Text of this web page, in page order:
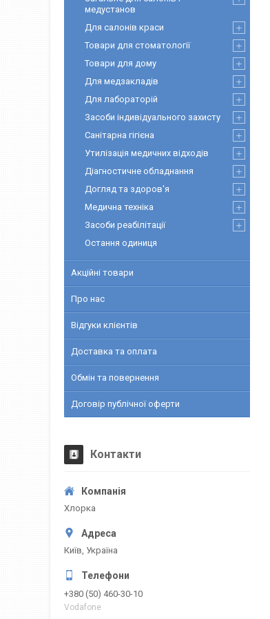
медустанов
Для салонів краси
Товари для стоматології
Товари для дому
Для медзакладів
Для лабораторій
Засоби індивідуального захисту
Санітарна гігієна
Утилізація медичних відходів
Діагностичне обладнання
Догляд та здоров'я
Медична техніка
Засоби реабілітації
Остання одиниця
Акційні товари
Про нас
Відгуки клієнтів
Доставка та оплата
Обмін та повернення
Договір публічної оферти
Контакти
Хлорка
Київ, Україна
+380 (50) 460-30-10
Vodafone